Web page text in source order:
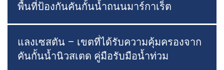
พื้นที่ป้องกันคันกั้นน้ำถนนมาร์กาเร็ต
แลงเซสตัน – เขตที่ได้รับความคุ้มครองจาก
คันกั้นน้ำนิวสเตด คู่มือรับมือน้ำท่วม